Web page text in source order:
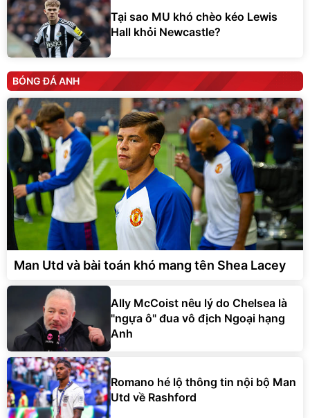
Tại sao MU khó chèo kéo Lewis
Hall khỏi Newcastle?
BÓNG ĐÁ ANH
Man Utd và bài toán khó mang tên Shea Lacey
Ally McCoist nêu lý do Chelsea là
"ngựa ô" đua vô địch Ngoại hạng
Anh
Romano hé lộ thông tin nội bộ Man
Utd về Rashford